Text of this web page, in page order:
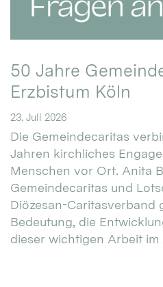
50 Jahre
Erzbistum Köln
23. Juli 2026
Die Gemeindecaritas
Jahren kirchliches
Menschen vor Ort. Anita
Gemeindecaritas und
Diözesan-Caritasverband
Bedeutung, die
dieser wichtigen Arbeit im